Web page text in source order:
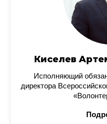
Киселев
Исполняющий
директора